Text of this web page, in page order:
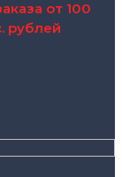
от 100
рублей